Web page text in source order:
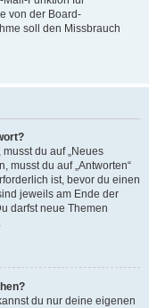
von der Board-
soll den Missbrauch
du auf „Neues
musst du auf „Antworten“
ist, bevor du einen
jeweils am Ende der
darfst neue Themen
du nur deine eigenen